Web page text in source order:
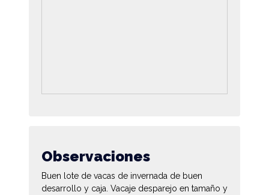
Observaciones
Buen lote de vacas de invernada de buen
desarrollo y caja. Vacaje desparejo en tamaño y